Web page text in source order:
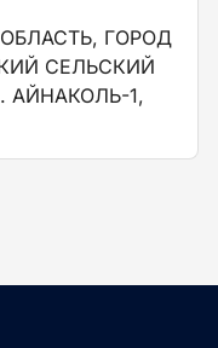
ГОРОД
СЕЛЬСКИЙ
АЙНАКОЛЬ-1,